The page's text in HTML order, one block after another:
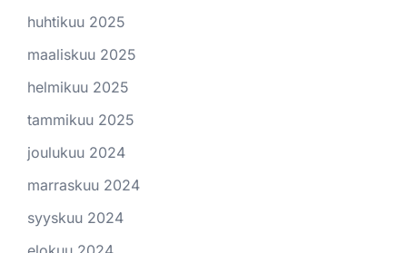
huhtikuu 2025
maaliskuu 2025
helmikuu 2025
tammikuu 2025
joulukuu 2024
marraskuu 2024
syyskuu 2024